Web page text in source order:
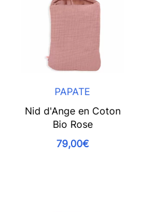
PAPATE
Nid d'Ange en Coton
Bio Rose
79,00€